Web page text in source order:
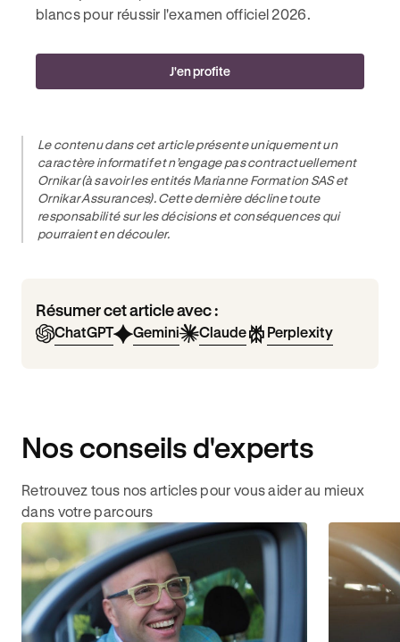
blancs pour réussir l'examen officiel 2026.
J'en profite
Le contenu dans cet article présente uniquement un
caractère informatif et n’engage pas contractuellement
Ornikar (à savoir les entités Marianne Formation SAS et
Ornikar Assurances). Cette dernière décline toute
responsabilité sur les décisions et conséquences qui
pourraient en découler.
Résumer cet article avec :
ChatGPT Gemini Claude Perplexity
Nos conseils d'experts
Retrouvez tous nos articles pour vous aider au mieux
dans votre parcours